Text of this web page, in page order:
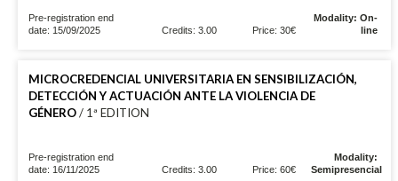
Pre-registration end
date: 15/09/2025
Credits: 3.00 Price: 30€
Modality: On-
line
MICROCREDENCIAL UNIVERSITARIA EN SENSIBILIZACIÓN,
DETECCIÓN Y ACTUACIÓN ANTE LA VIOLENCIA DE
GÉNERO/ 1ª EDITION
Pre-registration end
date: 16/11/2025
Credits: 3.00 Price: 60€
Modality:
Semipresencial